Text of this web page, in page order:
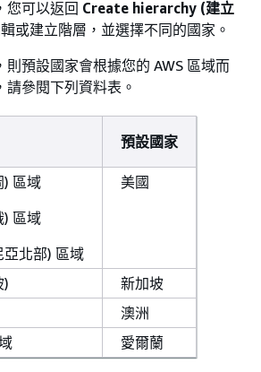
您可以返回 Create hierarchy (建立
或建立階層，並選擇不同的國家。
預設國家會根據您的 AWS 區域而
參閱下列資料表。
預設國家
) 區域
) 區域
北部) 區域
美國
)
新加坡
澳洲
愛爾蘭